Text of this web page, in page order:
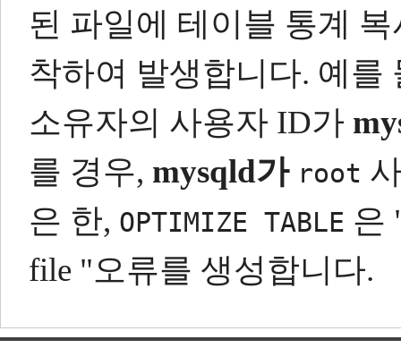
된 파일에 테이블 통계
착하여 발생합니다. 예를
소유자의 사용자 ID가
를 경우, mysqld가 root
은 한, OPTIMIZE TABLE 은
file "오류를 생성합니다.